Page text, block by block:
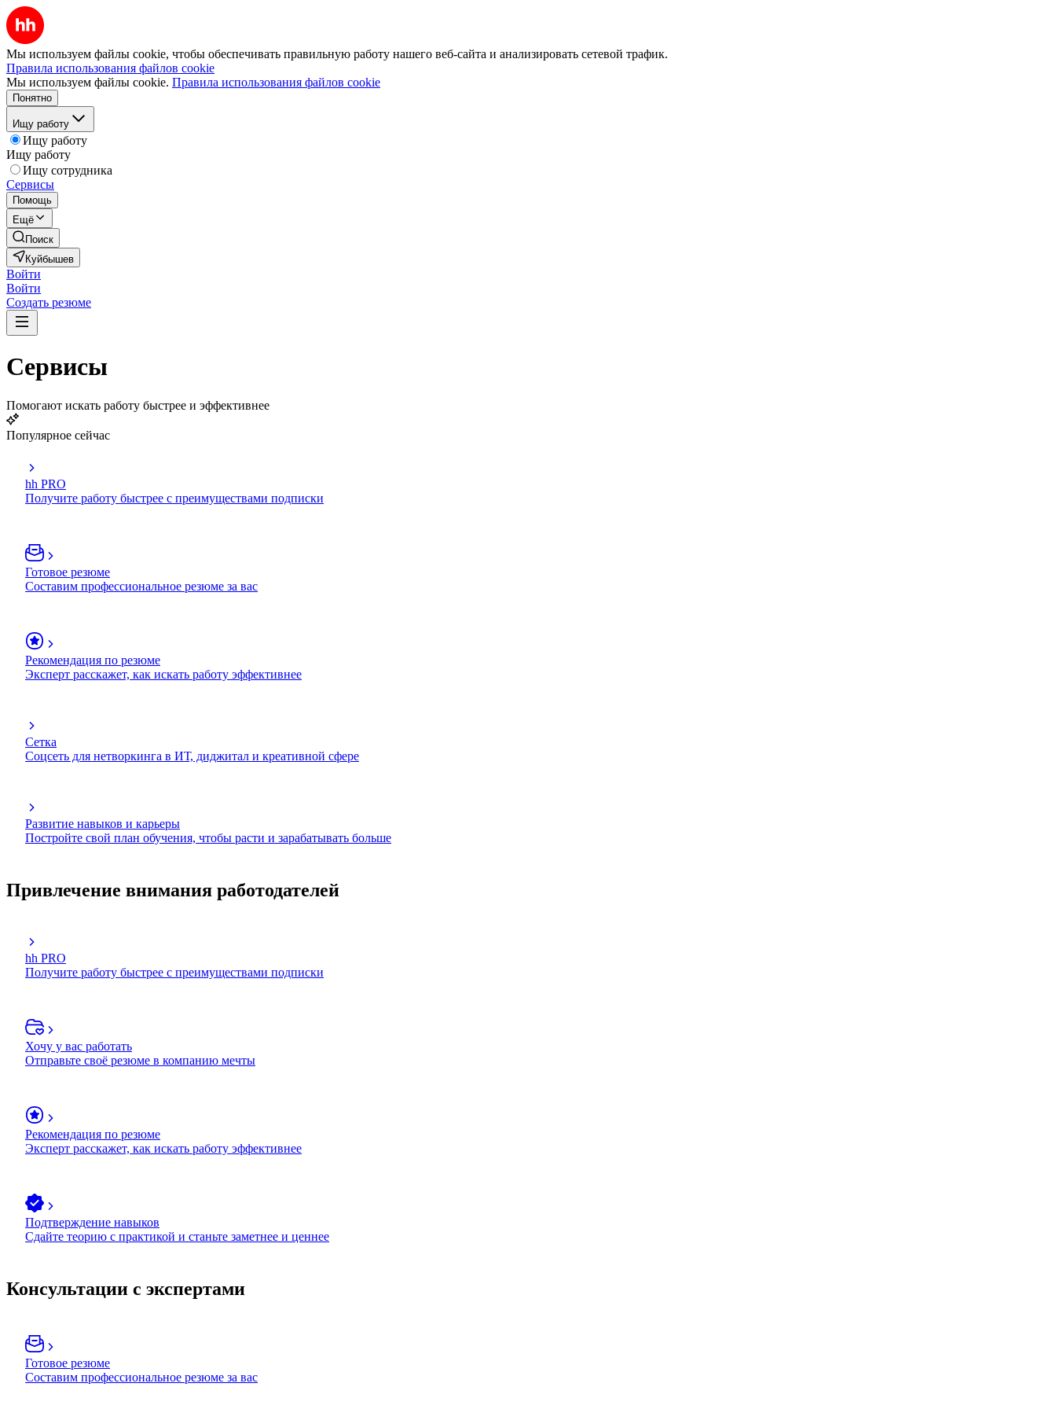
Мы используем файлы cookie, чтобы обеспечивать правильную работу нашего веб-сайта и анализировать сетевой трафик.
Правила использования файлов cookie
Мы используем файлы cookie. Правила использования файлов cookie
Понятно
Ищу работу
Ищу работу
Ищу работу
Ищу сотрудника
Сервисы
Помощь
Ещё
Поиск
Куйбышев
Войти
Войти
Создать резюме
Сервисы
Помогают искать работу быстрее и эффективнее
Популярное сейчас
hh PRO
Получите работу быстрее с преимуществами подписки
Готовое резюме
Составим профессиональное резюме за вас
Рекомендация по резюме
Эксперт расскажет, как искать работу эффективнее
Сетка
Соцсеть для нетворкинга в ИТ, диджитал и креативной сфере
Развитие навыков и карьеры
Постройте свой план обучения, чтобы расти и зарабатывать больше
Привлечение внимания работодателей
hh PRO
Получите работу быстрее с преимуществами подписки
Хочу у вас работать
Отправьте своё резюме в компанию мечты
Рекомендация по резюме
Эксперт расскажет, как искать работу эффективнее
Подтверждение навыков
Сдайте теорию с практикой и станьте заметнее и ценнее
Консультации с экспертами
Готовое резюме
Составим профессиональное резюме за вас